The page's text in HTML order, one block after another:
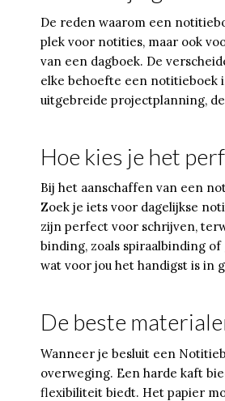
De reden waarom een
plek voor notities, maar ook
van een dagboek. De
elke behoefte een notitieboek
uitgebreide projectplanning, de
Hoe kies je het
Bij het aanschaffen van een
Zoek je iets voor dagelijkse
zijn perfect voor schrijven,
binding, zoals spiraalbinding
wat voor jou het handigst is in
De beste
Wanneer je besluit een
overweging. Een harde kaft
flexibiliteit biedt. Het papier